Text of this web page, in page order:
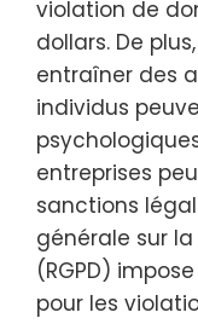
violation de
dollars. De
entraîner des
individus
entreprises
sanctions
générale sur
(RGPD)
pour les